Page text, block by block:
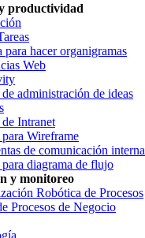
productividad
para hacer organigramas
Web
administración de ideas
Intranet
Wireframe
de comunicación interna
diagrama de flujo
y monitoreo
Robótica de Procesos
Procesos de Negocio